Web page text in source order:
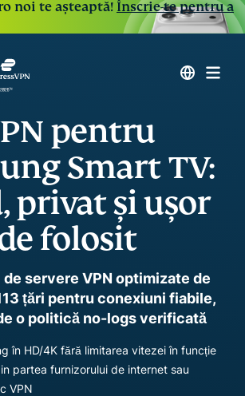
noi te așteaptă! Înscrie-te pentru a
pentru
Smart TV:
privat și ușor
folosit
servere VPN optimizate de
țări pentru conexiuni fiabile,
o politică no-logs verificată
în HD/4K fără limitarea vitezei în funcție
partea furnizorului de internet sau
VPN